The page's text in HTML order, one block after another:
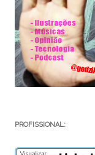
PROFISSIONAL: